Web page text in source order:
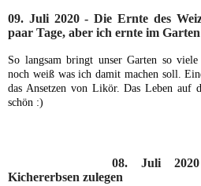
09. Juli 2020 - Die Ernte des
paar Tage, aber ich ernte im Garten
So langsam bringt unser Garten so viele
noch weiß was ich damit machen soll.
das Ansetzen von Likör. Das Leben auf
schön :)
08. Juli
Kichererbsen zulegen